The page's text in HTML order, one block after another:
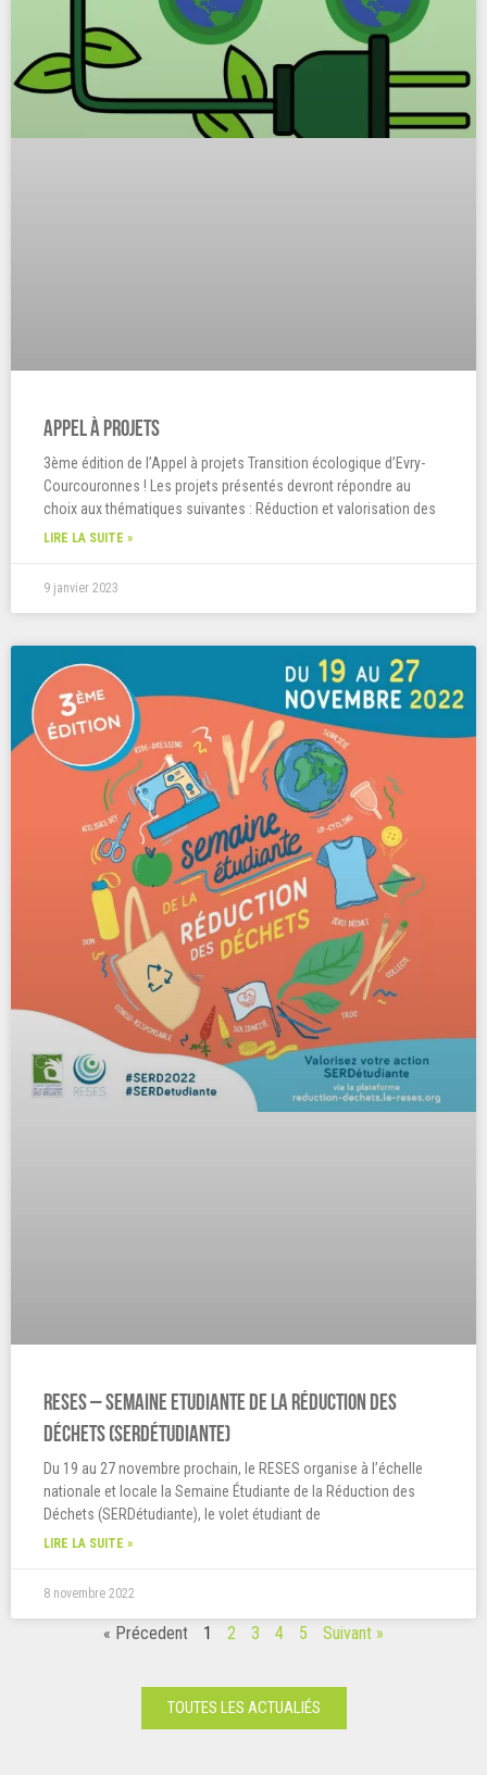
Appel à projets
3ème édition de l’Appel à projets Transition écologique d’Evry-
Courcouronnes ! Les projets présentés devront répondre au
choix aux thématiques suivantes : Réduction et valorisation des
LIRE LA SUITE »
9 janvier 2023
RESES – Semaine Etudiante de la Réduction des
Déchets (SERDétudiante)
Du 19 au 27 novembre prochain, le RESES organise à l’échelle
nationale et locale la Semaine Étudiante de la Réduction des
Déchets (SERDétudiante), le volet étudiant de
LIRE LA SUITE »
8 novembre 2022
« Précedent 1 2 3 4 5 Suivant »
TOUTES LES ACTUALIÉS